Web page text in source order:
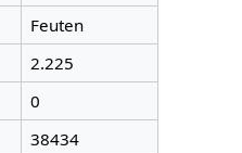
Feuten
2.225
0
38434